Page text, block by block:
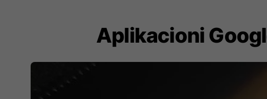
Aplikacioni